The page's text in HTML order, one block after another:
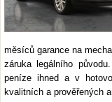
měsíců garance na
záruka legálního
peníze ihned a v
kvalitních a prověřených